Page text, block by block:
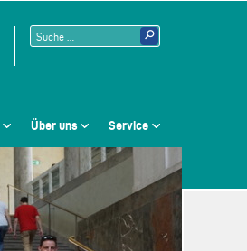
Suchen
Über uns Service